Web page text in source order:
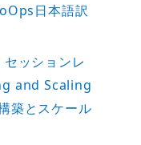
日本語訳
ッションレ
and Scaling
築とスケール